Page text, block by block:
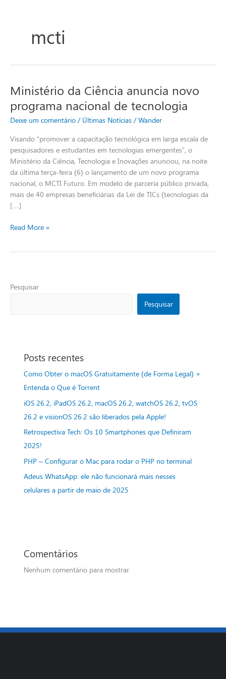
mcti
Ministério da Ciência anuncia novo
programa nacional de tecnologia
Deixe um comentário / Últimas Notícias /Wander
Visando “promover a capacitação tecnológica em larga escala de
pesquisadores e estudantes em tecnologias emergentes”, o
Ministério da Ciência, Tecnologia e Inovações anunciou, na noite
da última terça-feira (6) o lançamento de um novo programa
nacional, o MCTI Futuro. Em modelo de parceria público privada,
mais de 40 empresas beneficiárias da Lei de TICs (tecnologias da
[…]
Ministério
Ciência
anuncia
programa
nacional
de
tecnologia
Read More »
Pesquisar
Pesquisar
Posts recentes
Como Obter o macOS Gratuitamente (de Forma Legal) +
Entenda o Que é Torrent
iOS 26.2, iPadOS 26.2, macOS 26.2, watchOS 26.2, tvOS
26.2 e visionOS 26.2 são liberados pela Apple!
Retrospectiva Tech: Os 10 Smartphones que Definiram
2025!
PHP – Configurar o Mac para rodar o PHP no terminal
Adeus WhatsApp: ele não funcionará mais nesses
celulares a partir de maio de 2025
Comentários
Nenhum comentário para mostrar.